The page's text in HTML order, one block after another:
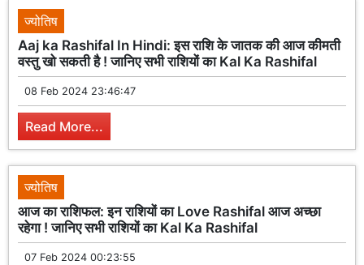
ज्योतिष
Aaj ka Rashifal In Hindi: इस राशि के जातक की आज कीमती
वस्तु खो सकती है ! जानिए सभी राशियों का Kal Ka Rashifal
08 Feb 2024 23:46:47
Read More...
ज्योतिष
आज का राशिफल: इन राशियों का Love Rashifal आज अच्छा
रहेगा ! जानिए सभी राशियों का Kal Ka Rashifal
07 Feb 2024 00:23:55